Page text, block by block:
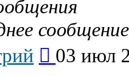
сообщение
последнему
03 июл